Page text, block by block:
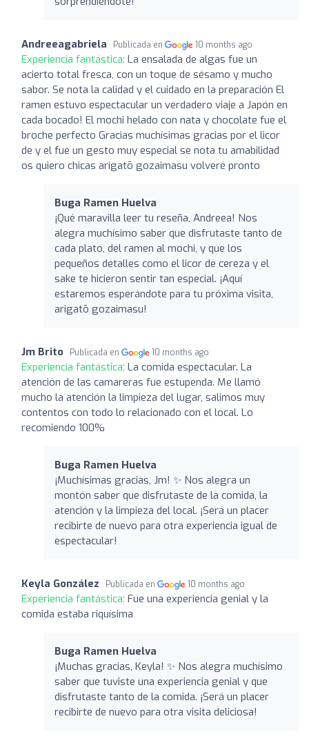
Andreeagabriela Publicada en 10 months ago
Experiencia fantástica: La ensalada de algas fue un
acierto total fresca, con un toque de sésamo y mucho
sabor. Se nota la calidad y el cuidado en la preparación El
ramen estuvo espectacular un verdadero viaje a Japón en
cada bocado! El mochi helado con nata y chocolate fue el
broche perfecto Gracias muchísimas gracias por el licor
de y el fue un gesto muy especial se nota tu amabilidad
os quiero chicas arigatō gozaimasu volveré pronto
Buga Ramen Huelva
¡Qué maravilla leer tu reseña, Andreea! Nos
alegra muchísimo saber que disfrutaste tanto de
cada plato, del ramen al mochi, y que los
pequeños detalles como el licor de cereza y el
sake te hicieron sentir tan especial. ¡Aquí
estaremos esperándote para tu próxima visita,
arigatō gozaimasu!
Jm Brito Publicada en 10 months ago
Experiencia fantástica: La comida espectacular. La
atención de las camareras fue estupenda. Me llamó
mucho la atención la limpieza del lugar, salimos muy
contentos con todo lo relacionado con el local. Lo
recomiendo 100%
Buga Ramen Huelva
¡Muchísimas gracias, Jm! ✨ Nos alegra un
montón saber que disfrutaste de la comida, la
atención y la limpieza del local. ¡Será un placer
recibirte de nuevo para otra experiencia igual de
espectacular!
Keyla González Publicada en 10 months ago
Experiencia fantástica: Fue una experiencia genial y la
comida estaba riquísima
Buga Ramen Huelva
¡Muchas gracias, Keyla! ✨ Nos alegra muchísimo
saber que tuviste una experiencia genial y que
disfrutaste tanto de la comida. ¡Será un placer
recibirte de nuevo para otra visita deliciosa!